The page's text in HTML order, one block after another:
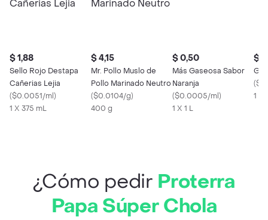
$ 1,88
Sello Rojo Destapa
Cañerias Lejia
($0.0051/ml)
1 X 375 mL
$ 4,15
Mr. Pollo Muslo de
Pollo Marinado Neutro
($0.0104/g)
400 g
$ 0,50
Más Gaseosa Sabor
Naranja
($0.0005/ml)
1 X 1 L
$
(
1 x
¿Cómo pedir Proterra
Papa Súper Chola